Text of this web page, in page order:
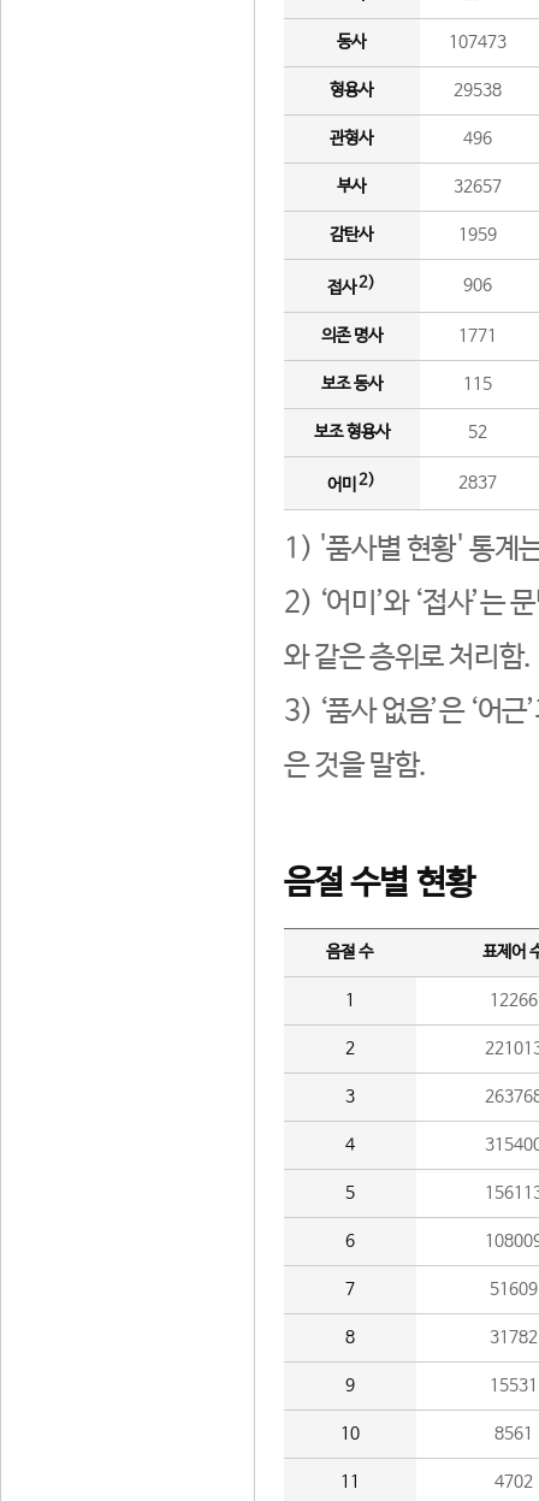
동사 107473
형용사 29538
관형사 496
부사 32657
감탄사 1959
접사2) 906
의존 명사 1771
보조 동사 115
보조 형용사 52
어미 2) 2837
1) '품사별 현황' 통계
2) ‘어미’와 ‘접사’는
와 같은 층위로 처리함.
3) ‘품사 없음’은 ‘어
은 것을 말함.
음절 수별 현황
음절 수 표제어
1 12266
2
3
4
5
6
7 51609
8 31782
9 15531
10 8561
11 4702